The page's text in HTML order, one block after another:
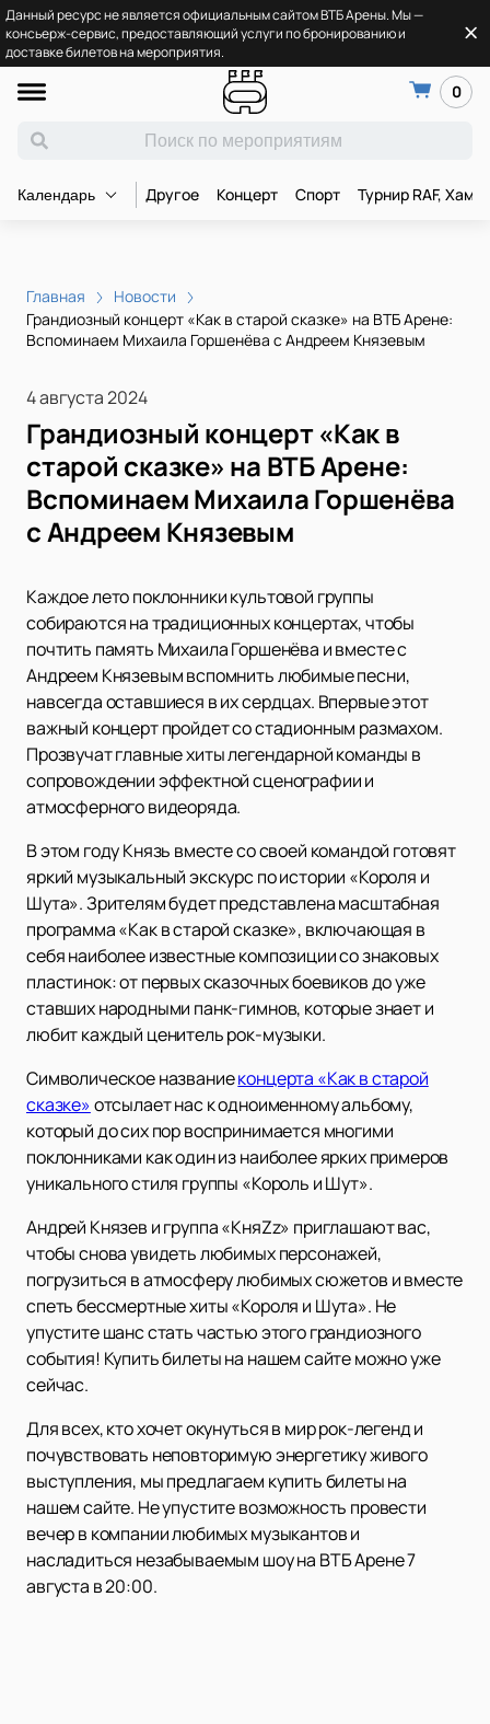
Данный ресурс не является официальным сайтом ВТБ Арены. Мы —
консьерж-сервис, предоставляющий услуги по бронированию и
доставке билетов на мероприятия.
0
Календарь Другое Концерт Спорт Турнир RAF,
Главная
Новости
Грандиозный концерт «Как в старой сказке» на ВТБ Арене:
Вспоминаем Михаила Горшенёва с Андреем Князевым
4 августа 2024
Грандиозный концерт «Как в
старой сказке» на ВТБ Арене:
Вспоминаем Михаила Горшенёва
с Андреем Князевым
Каждое лето поклонники культовой группы
собираются на традиционных концертах, чтобы
почтить память Михаила Горшенёва и вместе с
Андреем Князевым вспомнить любимые песни,
навсегда оставшиеся в их сердцах. Впервые этот
важный концерт пройдет со стадионным размахом.
Прозвучат главные хиты легендарной команды в
сопровождении эффектной сценографии и
атмосферного видеоряда.
В этом году Князь вместе со своей командой готовят
яркий музыкальный экскурс по истории «Короля и
Шута». Зрителям будет представлена масштабная
программа «Как в старой сказке», включающая в
себя наиболее известные композиции со знаковых
пластинок: от первых сказочных боевиков до уже
ставших народными панк-гимнов, которые знает и
любит каждый ценитель рок-музыки.
Символическое названиеконцерта «Как в старой
сказке»отсылает нас к одноименному альбому,
который до сих пор воспринимается многими
поклонниками как один из наиболее ярких примеров
уникального стиля группы «Король и Шут».
Андрей Князев и группа «КняZz» приглашают вас,
чтобы снова увидеть любимых персонажей,
погрузиться в атмосферу любимых сюжетов и вместе
спеть бессмертные хиты «Короля и Шута». Не
упустите шанс стать частью этого грандиозного
события! Купить билеты на нашем сайте можно уже
сейчас.
Для всех, кто хочет окунуться в мир рок-легенд и
почувствовать неповторимую энергетику живого
выступления, мы предлагаем купить билеты на
нашем сайте. Не упустите возможность провести
вечер в компании любимых музыкантов и
насладиться незабываемым шоу на ВТБ Арене 7
августа в 20:00.